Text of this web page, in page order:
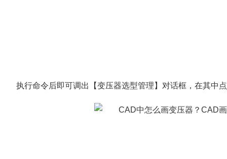
执行命令后即可调出【变压器选型管理】对话框，在其中